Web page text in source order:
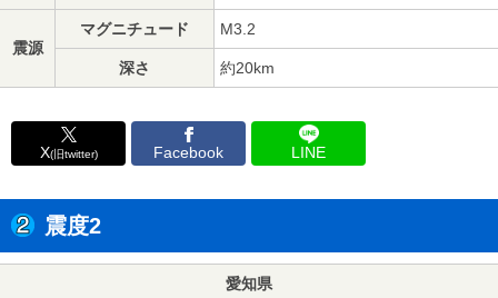
震源
マグニチュード M3.2
深さ 約20km
X(旧twitter) Facebook LINE
震度2
愛知県